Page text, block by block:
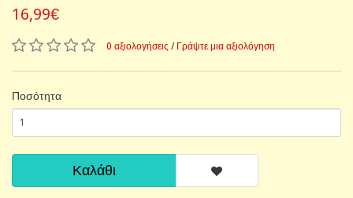
16,99€
0 αξιολογήσεις / Γράψτε μια αξιολόγηση
Ποσότητα
Καλάθι